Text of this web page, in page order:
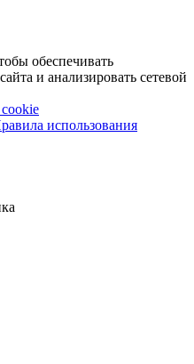
обеспечивать
и анализировать сетевой
использования